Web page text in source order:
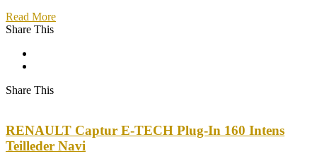
Read More
Share This
Share This
RENAULT Captur E-TECH Plug-In 160 Intens
Teilleder Navi